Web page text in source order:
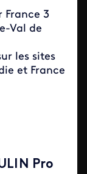
France 3
Val de
les sites
et France
Pro